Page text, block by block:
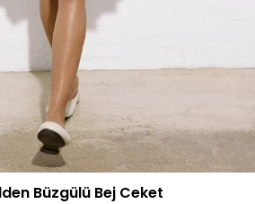
Büzgülü Bej Ceket